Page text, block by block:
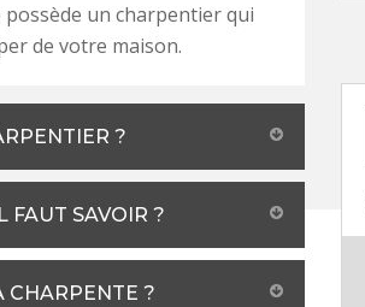
un charpentier qui
de votre maison.
?
FAUT SAVOIR ?
CHARPENTE ?